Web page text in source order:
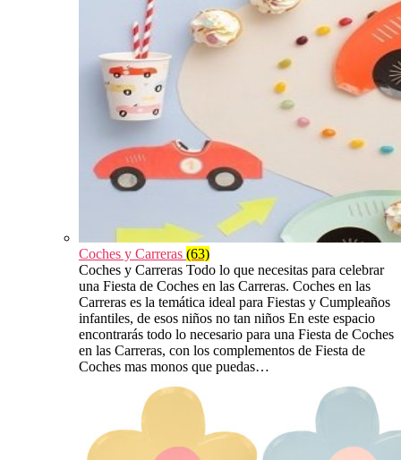
Coches y Carreras (63)
Coches y Carreras Todo lo que necesitas para celebrar
una Fiesta de Coches en las Carreras. Coches en las
Carreras es la temática ideal para Fiestas y Cumpleaños
infantiles, de esos niños no tan niños En este espacio
encontrarás todo lo necesario para una Fiesta de Coches
en las Carreras, con los complementos de Fiesta de
Coches mas monos que puedas…